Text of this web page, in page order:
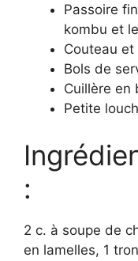
Passoire
kombu et
Couteau
Bols de
Cuillère en
Petite
:
2 c. à soupe de
en lamelles, 1